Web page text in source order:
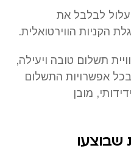
לבלבל את
הקניות הווירטואלית.
תשלום טובה ויעילה,
אפשרויות התשלום
מובן
שבוצעו